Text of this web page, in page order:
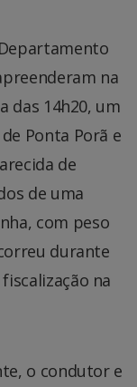
na
das 14h20, um
Ponta Porã e
de
de uma
com peso
durante
na
o condutor e